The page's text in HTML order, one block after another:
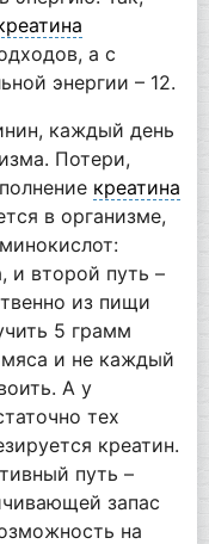
а с
энергии – 12.
каждый день
Потери,
креатина
в организме,
и второй путь –
из пищи
5 грамм
мяса и не каждый
А у
тех
креатин.
путь –
запас
на